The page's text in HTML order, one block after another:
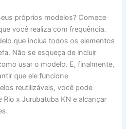
próprios modelos? Comece
você realiza com frequência.
que inclua todos os elementos
Não se esqueça de incluir
usar o modelo. E, finalmente,
que ele funcione
reutilizáveis, você pode
x Jurubatuba KN e alcançar